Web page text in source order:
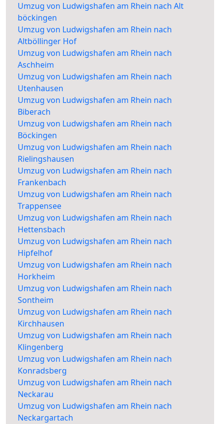
Umzug von Ludwigshafen am Rhein nach Alt
böckingen
Umzug von Ludwigshafen am Rhein nach
Altböllinger Hof
Umzug von Ludwigshafen am Rhein nach
Aschheim
Umzug von Ludwigshafen am Rhein nach
Utenhausen
Umzug von Ludwigshafen am Rhein nach
Biberach
Umzug von Ludwigshafen am Rhein nach
Böckingen
Umzug von Ludwigshafen am Rhein nach
Rielingshausen
Umzug von Ludwigshafen am Rhein nach
Frankenbach
Umzug von Ludwigshafen am Rhein nach
Trappensee
Umzug von Ludwigshafen am Rhein nach
Hettensbach
Umzug von Ludwigshafen am Rhein nach
Hipfelhof
Umzug von Ludwigshafen am Rhein nach
Horkheim
Umzug von Ludwigshafen am Rhein nach
Sontheim
Umzug von Ludwigshafen am Rhein nach
Kirchhausen
Umzug von Ludwigshafen am Rhein nach
Klingenberg
Umzug von Ludwigshafen am Rhein nach
Konradsberg
Umzug von Ludwigshafen am Rhein nach
Neckarau
Umzug von Ludwigshafen am Rhein nach
Neckargartach